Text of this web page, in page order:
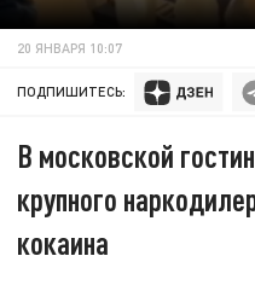
20 ЯНВАРЯ 10:07
ПОДПИШИТЕСЬ:
В московской
крупного
кокаина